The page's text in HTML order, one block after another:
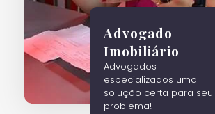
Advogado
Imobiliário
Advogados
especializados uma
solução certa para seu
problema!